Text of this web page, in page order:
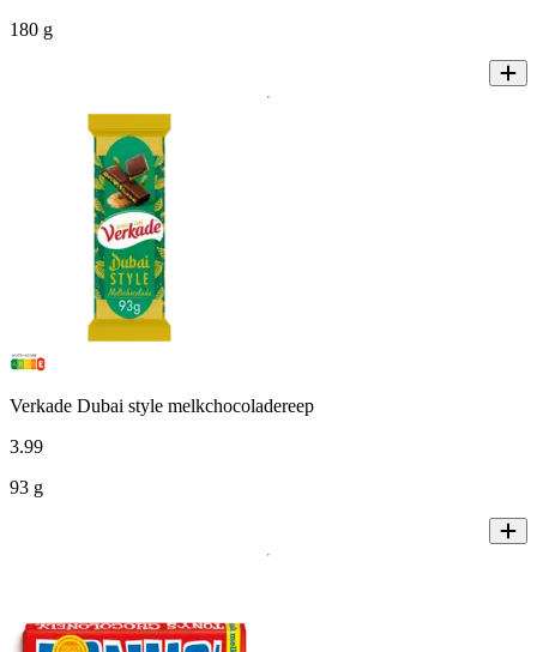
180 g
Verkade Dubai style melkchocoladereep
3.99
93 g